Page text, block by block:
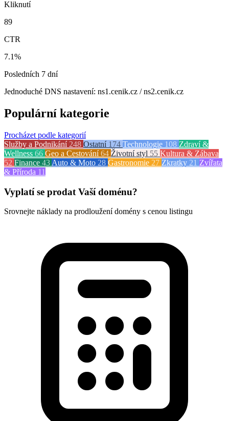
Kliknutí
89
CTR
7.1%
Posledních 7 dní
Jednoduché DNS nastavení: ns1.cenik.cz / ns2.cenik.cz
Populární kategorie
Procházet podle kategorií
Služby a Podnikání 248 Ostatní 174 Technologie 108 Zdraví &
Wellness 66 Geo a Cestování 64 Životní styl 55 Kultura & Zábava
52 Finance 43 Auto & Moto 28 Gastronomie 27 Zkratky 21 Zvířata
& Příroda 11
Vyplatí se prodat Vaší doménu?
Srovnejte náklady na prodloužení domény s cenou listingu